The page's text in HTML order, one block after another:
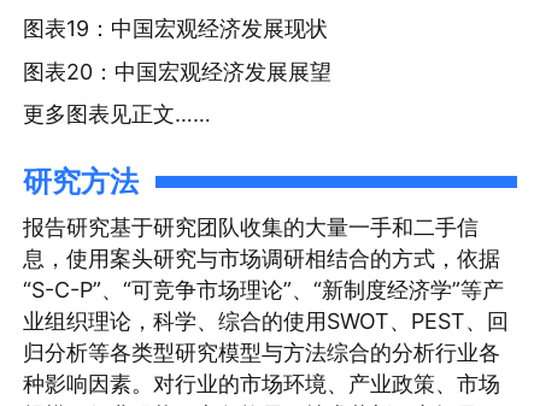
图表19：中国宏观经济发展现状
图表20：中国宏观经济发展展望
更多图表见正文……
研究方法
报告研究基于研究团队收集的大量一手和二手信
息，使用案头研究与市场调研相结合的方式，依据
“S-C-P”、“可竞争市场理论”、“新制度经济学”等产
业组织理论，科学、综合的使用SWOT、PEST、回
归分析等各类型研究模型与方法综合的分析行业各
种影响因素。对行业的市场环境、产业政策、市场